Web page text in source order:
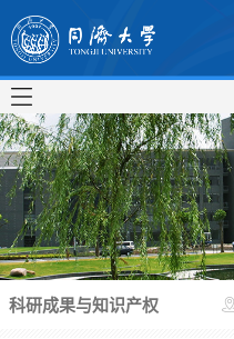
科研成果与知识产权